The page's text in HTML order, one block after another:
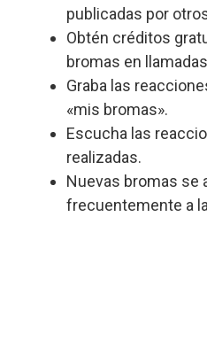
publicadas por
Obtén créditos
bromas en
Graba las
«mis bromas».
Escucha las
realizadas.
Nuevas bromas se
frecuentemente a